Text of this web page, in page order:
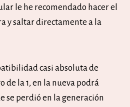
le he recomendado hacer el
y saltar directamente a la
casi absoluta de
de la 1, en la nueva podrá
se perdió en la generación